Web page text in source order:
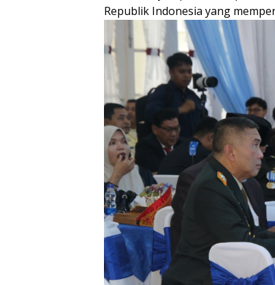
Republik Indonesia yang